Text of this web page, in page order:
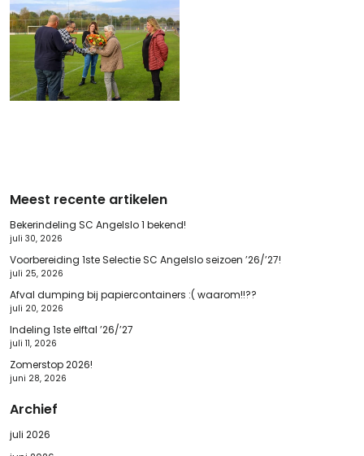
Meest recente artikelen
Bekerindeling SC Angelslo 1 bekend!
juli 30, 2026
Voorbereiding 1ste Selectie SC Angelslo seizoen ’26/’27!
juli 25, 2026
Afval dumping bij papiercontainers :( waarom!!??
juli 20, 2026
Indeling 1ste elftal ’26/’27
juli 11, 2026
Zomerstop 2026!
juni 28, 2026
Archief
juli 2026